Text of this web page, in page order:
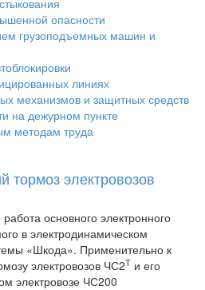
опасности
грузоподъемных машин и
линиях
механизмов и защитных средств
на дежурном пункте
методам труда
тормоз электровозов
основного электронного
в электродинамическом
«Шкода». Применительно к
электровозов ЧС2Т и его
электровозе ЧС200